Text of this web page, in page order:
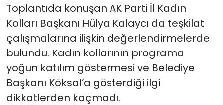
Toplantıda konuşan AK Parti İl Kadın
Kolları Başkanı Hülya Kalaycı da teşkilat
çalışmalarına ilişkin değerlendirmelerde
bulundu. Kadın kollarının programa
yoğun katılım göstermesi ve Belediye
Başkanı Köksal’a gösterdiği ilgi
dikkatlerden kaçmadı.